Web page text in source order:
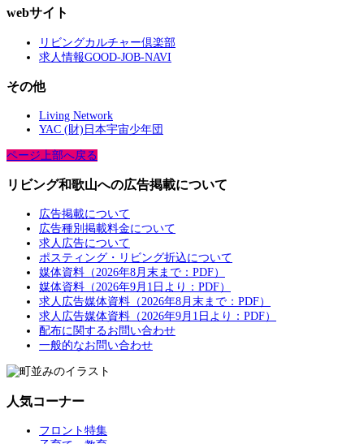
webサイト
リビングカルチャー倶楽部
求人情報GOOD-JOB-NAVI
その他
Living Network
YAC (財)日本宇宙少年団
ページ上部へ戻る
リビング和歌山への広告掲載について
広告掲載について
広告種別掲載料金について
求人広告について
ポスティング・リビング折込について
媒体資料（2026年8月末まで：PDF）
媒体資料（2026年9月1日より：PDF）
求人広告媒体資料（2026年8月末まで：PDF）
求人広告媒体資料（2026年9月1日より：PDF）
配布に関するお問い合わせ
一般的なお問い合わせ
人気コーナー
フロント特集